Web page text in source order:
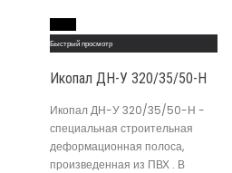
Быстрый просмотр
Икопал ДН-У 320/35/50-Н
Икопал ДН-У 320/35/50-Н -
специальная строительная
деформационная полоса,
произведенная из ПВХ . В